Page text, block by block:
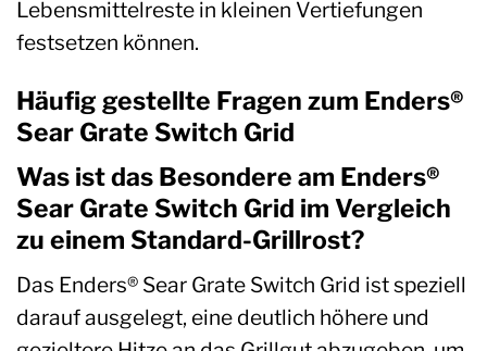
Lebensmittelreste in kleinen Vertiefungen
festsetzen können.
Häufig gestellte Fragen zum Enders®
Sear Grate Switch Grid
Was ist das Besondere am Enders®
Sear Grate Switch Grid im Vergleich
zu einem Standard-Grillrost?
Das Enders® Sear Grate Switch Grid ist speziell
darauf ausgelegt, eine deutlich höhere und